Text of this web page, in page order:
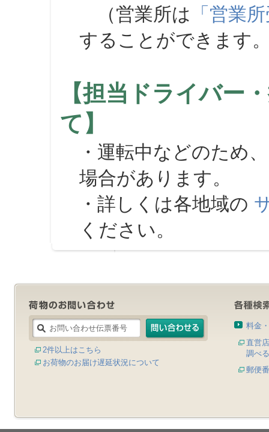
（営業所は 「営業
することができます
【担当ドライバー
て】
・運転中などのため
場合があります。
・詳しくは各地域の
ください。
2件以上はこちら
お荷物のお届け遅延状況について
料金
直営
調べる
郵便